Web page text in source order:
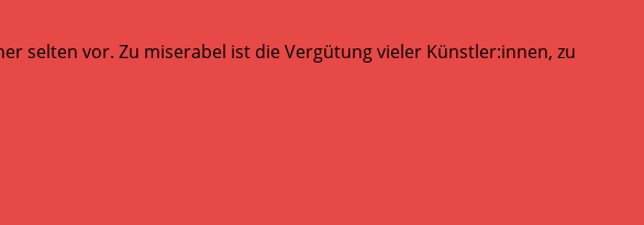
selten vor. Zu miserabel ist die Vergütung vieler Künstler:innen, zu